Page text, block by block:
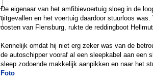
De eigenaar van het amfibievoertuig sloeg in de
uitgevallen en het voertuig daardoor stuurloos
oosten van Flensburg, rukte de reddingboot
Kennelijk omdat hij niet erg zeker was van de
de autoschipper vooraf al een sleepkabel aan een
sleep zodoende makkelijk aanpikken en naar het
Foto